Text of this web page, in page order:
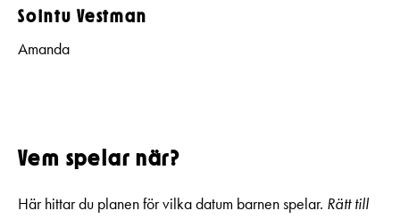
Sointu Vestman
Amanda
Vem spelar när?
Här hittar du planen för vilka datum barnen spelar. Rätt till